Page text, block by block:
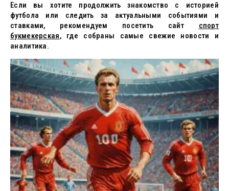
Если вы хотите продолжить знакомство с историей
футбола или следить за актуальными событиями и
ставками, рекомендуем посетить сайт спорт
букмекерская, где собраны самые свежие новости и
аналитика.